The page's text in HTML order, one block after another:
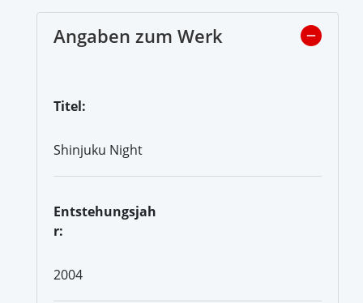
Angaben zum Werk
Titel:
Shinjuku Night
Entstehungsjah
r:
2004